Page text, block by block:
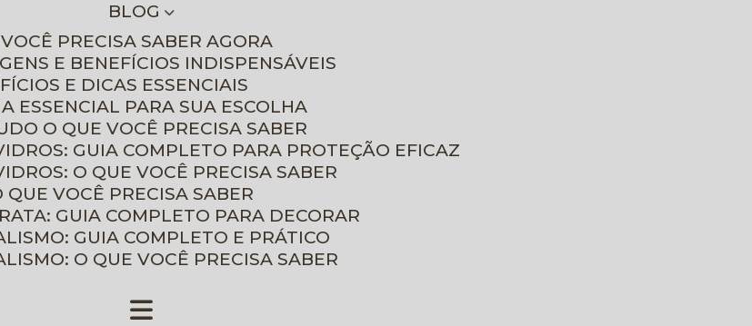
BLOG
PRECISA SABER AGORA
E BENEFÍCIOS INDISPENSÁVEIS
E DICAS ESSENCIAIS
ESSENCIAL PARA SUA ESCOLHA
O QUE VOCÊ PRECISA SABER
GUIA COMPLETO PARA PROTEÇÃO EFICAZ
O QUE VOCÊ PRECISA SABER
QUE VOCÊ PRECISA SABER
GUIA COMPLETO PARA DECORAR
GUIA COMPLETO E PRÁTICO
O QUE VOCÊ PRECISA SABER